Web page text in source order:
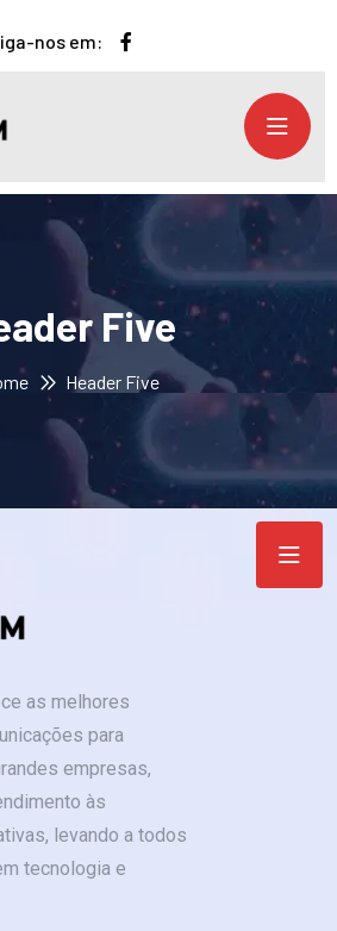
nos em:
Five
Header Five
as melhores
para
empresas,
às
levando a todos
tecnologia e